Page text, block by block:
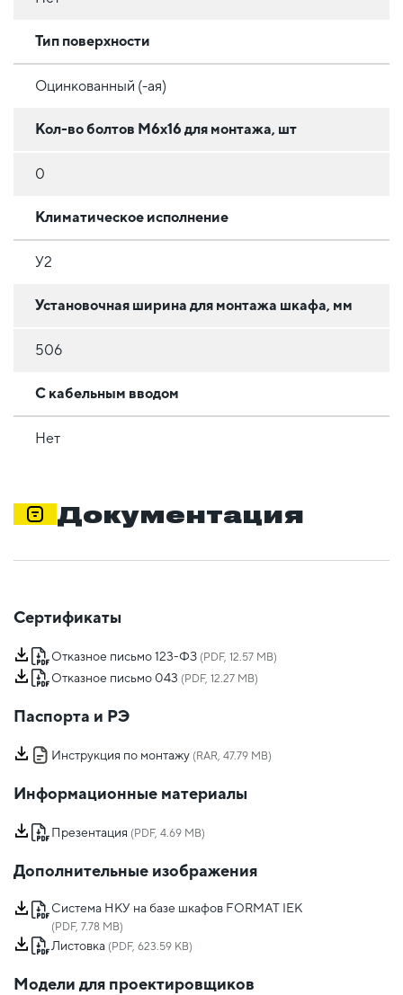
Тип поверхности
Оцинкованный (-ая)
Кол-во болтов М6х16 для монтажа, шт
0
Климатическое исполнение
У2
Установочная ширина для монтажа шкафа, мм
506
С кабельным вводом
Нет
Документация
Сертификаты
Отказное письмо 123-ФЗ (PDF, 12.57 MB)
Отказное письмо 043 (PDF, 12.27 MB)
Паспорта и РЭ
Инструкция по монтажу (RAR, 47.79 MB)
Информационные материалы
Презентация (PDF, 4.69 MB)
Дополнительные изображения
Система НКУ на базе шкафов FORMAT IEK
(PDF, 7.78 MB)
Листовка (PDF, 623.59 KB)
Модели для проектировщиков